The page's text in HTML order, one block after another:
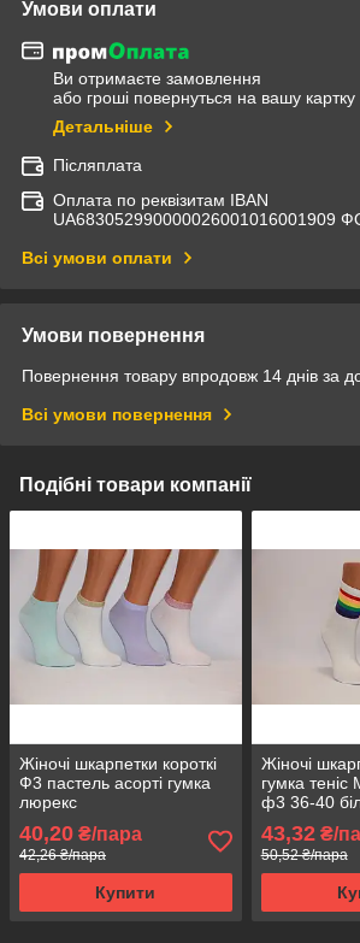
Умови оплати
Ви отримаєте замовлення
або гроші повернуться на вашу картку
Детальніше
Післяплата
Оплата по реквізитам IBAN
UА683052990000026001016001909
Всі умови оплати
Умови повернення
Повернення товару впродовж 14 днів за
Всі умови повернення
Подібні товари компанії
Жіночі шкарпетки короткі
Ф3 пастель асорті гумка
люрекс
40,20 ₴/пара
42,26 ₴/пара
Купити
Жіночі
гумка
ф3 36-40
43,32₴/
50,52 ₴/пара